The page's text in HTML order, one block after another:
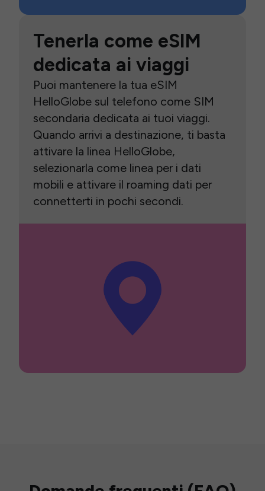
Tenerla come eSIM
dedicata ai viaggi
Puoi mantenere la tua eSIM
HelloGlobe sul telefono come SIM
secondaria dedicata ai tuoi viaggi.
Quando arrivi a destinazione, ti basta
attivare la linea HelloGlobe,
selezionarla come linea per i dati
mobili e attivare il roaming dati per
connetterti in pochi secondi.